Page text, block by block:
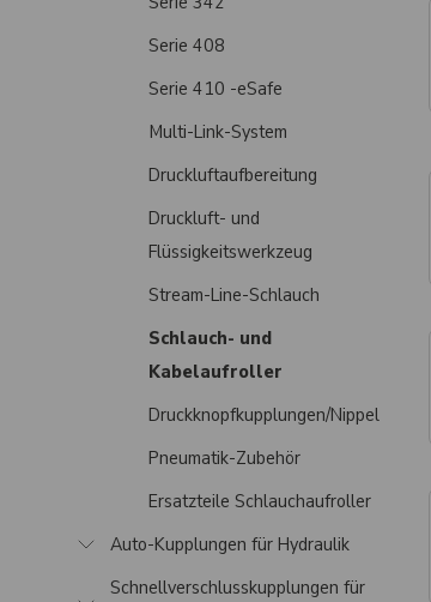
Serie 408
Serie 410 -eSafe
Multi-Link-System
Druckluftaufbereitung
Druckluft- und
Flüssigkeitswerkzeug
Stream-Line-Schlauch
Schlauch- und
Kabelaufroller
Druckknopfkupplungen/Nippel
Pneumatik-Zubehör
Ersatzteile Schlauchaufroller
Auto-Kupplungen für Hydraulik
Schnellverschlusskupplungen für